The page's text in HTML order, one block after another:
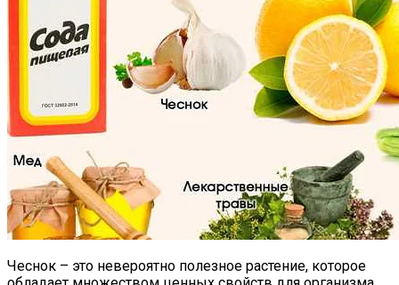
Чеснок – это невероятно полезное растение, которое